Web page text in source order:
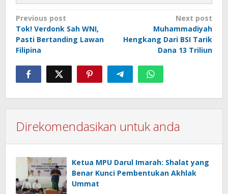
Post
navigation
Previous post
Tok! Verdonk Sah WNI,
Pasti Bertanding Lawan
Filipina
Next post
Muhammadiyah
Hengkang Dari BSI Tarik
Dana 13 Triliun
Direkomendasikan untuk anda
Ketua MPU Darul Imarah: Shalat yang
Benar Kunci Pembentukan Akhlak
Ummat